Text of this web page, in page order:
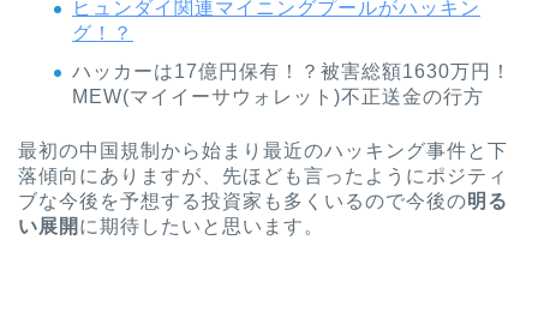
ヒュンダイ関連マイニングプールがハッキン
グ！？
ハッカーは17億円保有！？被害総額1630万円！
MEW(マイイーサウォレット)不正送金の行方
最初の中国規制から始まり最近のハッキング事件と下
落傾向にありますが、先ほども言ったようにポジティ
ブな今後を予想する投資家も多くいるので今後の明る
い展開 に期待したいと思います。